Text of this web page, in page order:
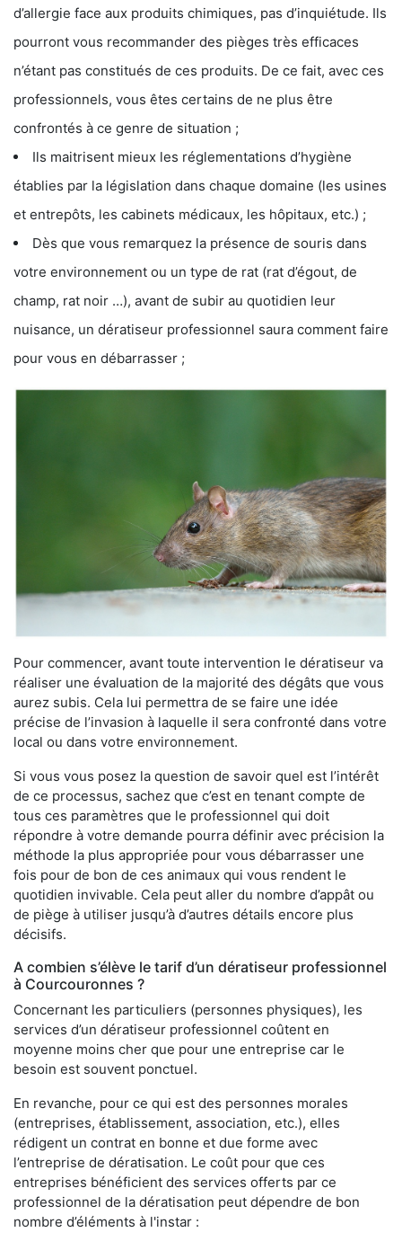
d’allergie face aux produits chimiques, pas d’inquiétude. Ils
pourront vous recommander des pièges très efficaces
n’étant pas constitués de ces produits. De ce fait, avec ces
professionnels, vous êtes certains de ne plus être
confrontés à ce genre de situation ;
Ils maitrisent mieux les réglementations d’hygiène
établies par la législation dans chaque domaine (les usines
et entrepôts, les cabinets médicaux, les hôpitaux, etc.) ;
Dès que vous remarquez la présence de souris dans
votre environnement ou un type de rat (rat d’égout, de
champ, rat noir …), avant de subir au quotidien leur
nuisance, un dératiseur professionnel saura comment faire
pour vous en débarrasser ;
Pour commencer, avant toute intervention le dératiseur va
réaliser une évaluation de la majorité des dégâts que vous
aurez subis. Cela lui permettra de se faire une idée
précise de l’invasion à laquelle il sera confronté dans votre
local ou dans votre environnement.
Si vous vous posez la question de savoir quel est l’intérêt
de ce processus, sachez que c’est en tenant compte de
tous ces paramètres que le professionnel qui doit
répondre à votre demande pourra définir avec précision la
méthode la plus appropriée pour vous débarrasser une
fois pour de bon de ces animaux qui vous rendent le
quotidien invivable. Cela peut aller du nombre d’appât ou
de piège à utiliser jusqu’à d’autres détails encore plus
décisifs.
A combien s’élève le tarif d’un dératiseur professionnel
à Courcouronnes ?
Concernant les particuliers (personnes physiques), les
services d’un dératiseur professionnel coûtent en
moyenne moins cher que pour une entreprise car le
besoin est souvent ponctuel.
En revanche, pour ce qui est des personnes morales
(entreprises, établissement, association, etc.), elles
rédigent un contrat en bonne et due forme avec
l’entreprise de dératisation. Le coût pour que ces
entreprises bénéficient des services offerts par ce
professionnel de la dératisation peut dépendre de bon
nombre d’éléments à l'instar :